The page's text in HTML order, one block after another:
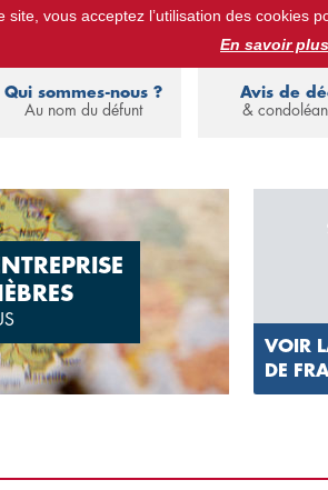
Obsèques :devis obsèques, assurance
Qui sommes-nous ?
Au nom du défunt
Avis de
&
VOIR
DE
vous acceptez l’utilisation des
En savoir plus